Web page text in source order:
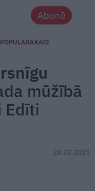
Abonē
POPULĀRĀKAIS
mūžībā
Edīti
28.02.2025